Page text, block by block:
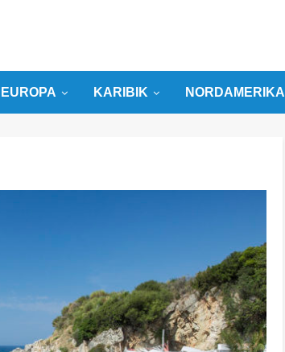
EUROPA KARIBIK NORDAMERIKA